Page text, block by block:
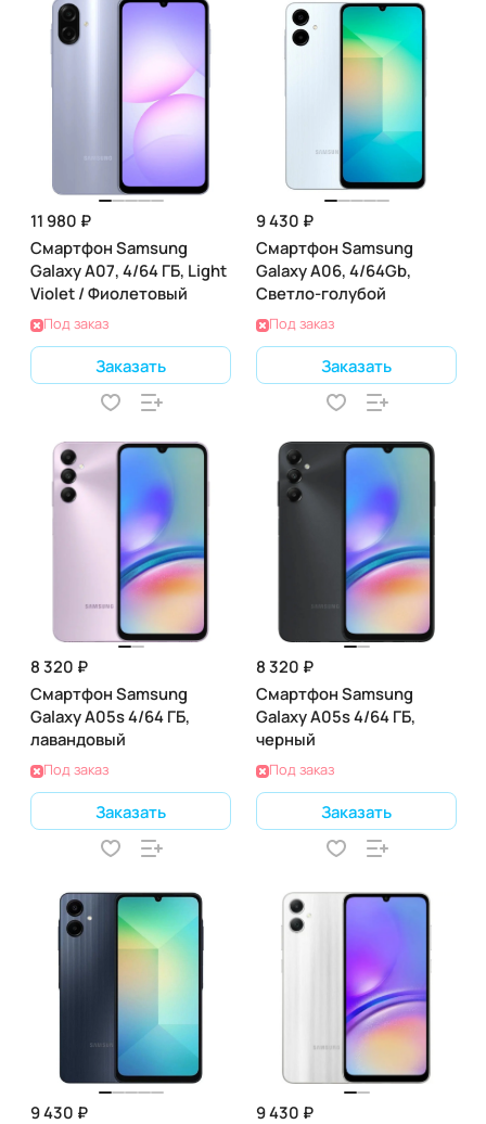
11 980 ₽
Смартфон Samsung
Galaxy A07, 4/64 ГБ, Light
Violet / Фиолетовый
Под заказ
Заказать
9 430 ₽
Смартфон Samsung
Galaxy A06, 4/64Gb,
Светло-голубой
Под заказ
Заказать
8 320 ₽
Смартфон Samsung
Galaxy A05s 4/64 ГБ,
лавандовый
Под заказ
Заказать
8 320 ₽
Смартфон Samsung
Galaxy A05s 4/64 ГБ,
черный
Под заказ
Заказать
9 430 ₽
9 430 ₽